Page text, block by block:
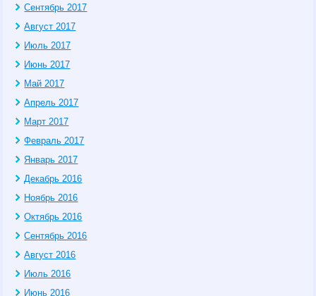
Сентябрь 2017
Август 2017
Июль 2017
Июнь 2017
Май 2017
Апрель 2017
Март 2017
Февраль 2017
Январь 2017
Декабрь 2016
Ноябрь 2016
Октябрь 2016
Сентябрь 2016
Август 2016
Июль 2016
Июнь 2016